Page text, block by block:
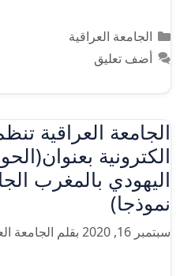
التصنيفات
الجامعة العراقية
أضف تعليق
الجامعة العراقية
الكترونية
اليهودي بالمغرب
نموذجا)
سبتمبر 16, 2020 بقلم الجامعة